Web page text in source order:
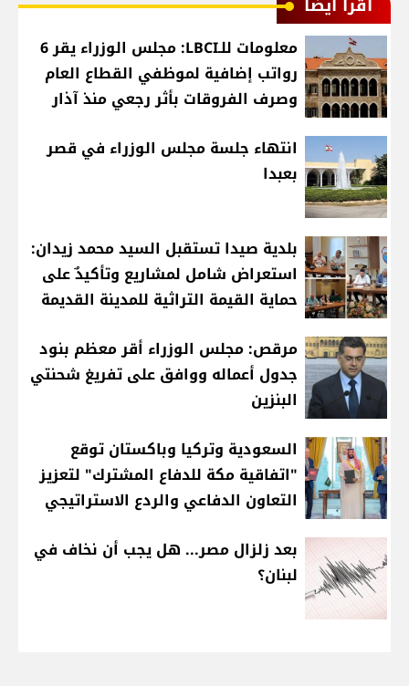
معلومات للـLBCI: مجلس الوزراء يقر 6
رواتب إضافية لموظفي القطاع العام
وصرف الفروقات بأثر رجعي منذ آذار
انتهاء جلسة مجلس الوزراء في قصر
بعبدا
بلدية صيدا تستقبل السيد محمد زيدان:
استعراض شامل لمشاريع وتأكيدٌ على
حماية القيمة التراثية للمدينة القديمة
مرقص: مجلس الوزراء أقر معظم بنود
جدول أعماله ووافق على تفريغ شحنتي
البنزين
السعودية وتركيا وباكستان توقع
"اتفاقية مكة للدفاع المشترك" لتعزيز
التعاون الدفاعي والردع الاستراتيجي
بعد زلزال مصر... هل يجب أن نخاف في
لبنان؟